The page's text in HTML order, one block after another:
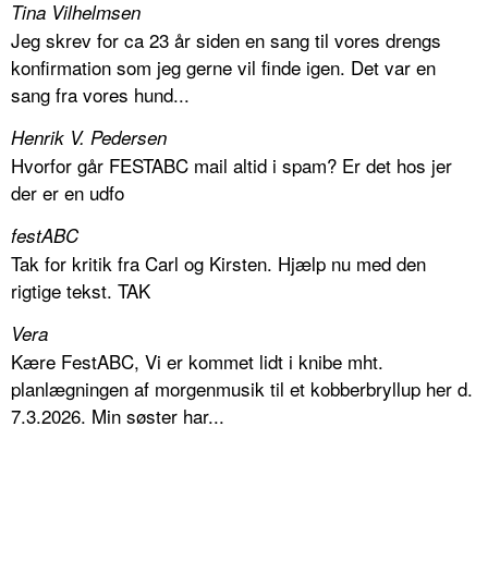
Tina Vilhelmsen
Jeg skrev for ca 23 år siden en sang til vores drengs
konfirmation som jeg gerne vil finde igen. Det var en
sang fra vores hund...
Henrik V. Pedersen
Hvorfor går FESTABC mail altid i spam? Er det hos jer
der er en udfo
festABC
Tak for kritik fra Carl og Kirsten. Hjælp nu med den
rigtige tekst. TAK
Vera
Kære FestABC, Vi er kommet lidt i knibe mht.
planlægningen af morgenmusik til et kobberbryllup her d.
7.3.2026. Min søster har...